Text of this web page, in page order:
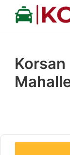
İçeriğe
Korsan